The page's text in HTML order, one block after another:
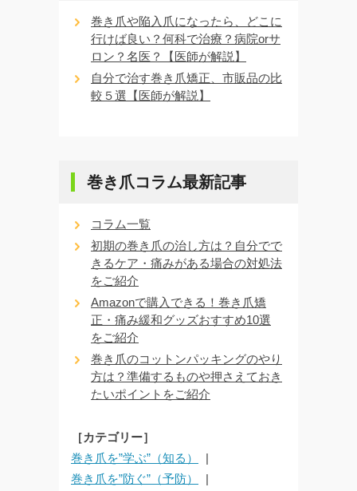
巻き爪や陥入爪になったら、どこに
行けば良い？何科で治療？病院orサ
ロン？名医？【医師が解説】
自分で治す巻き爪矯正、市販品の比
較５選【医師が解説】
巻き爪コラム最新記事
コラム一覧
初期の巻き爪の治し方は？自分でで
きるケア・痛みがある場合の対処法
をご紹介
Amazonで購入できる！巻き爪矯
正・痛み緩和グッズおすすめ10選
をご紹介
巻き爪のコットンパッキングのやり
方は？準備するものや押さえておき
たいポイントをご紹介
［カテゴリー］
巻き爪を”学ぶ”（知る）
巻き爪を”防ぐ”（予防）